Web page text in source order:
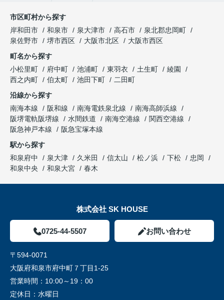
市区町村から探す
岸和田市
和泉市 泉大津市 高石市
泉北郡忠岡町
泉佐野市
堺市西区 大阪市北区
大阪市西区
町名から探す
小松里町
府中町 池浦町 東羽衣 土生町
綾園
西之内町
伯太町 池田下町
二田町
沿線から探す
南海本線
阪和線 南海電鉄泉北線
南海高師浜線
阪堺電軌阪堺線
水間鉄道 南海空港線
関西空港線
阪急神戸本線
阪急宝塚本線
駅から探す
和泉府中
泉大津 久米田 信太山 松ノ浜 下松
忠岡
和泉中央
和泉大宮 春木
株式会社 SK HOUSE
0725-44-5507 お問い合わせ
〒594-0071
大阪府和泉市府中町７丁目1-25
営業時間： 10:00～19：00
定休日： 水曜日